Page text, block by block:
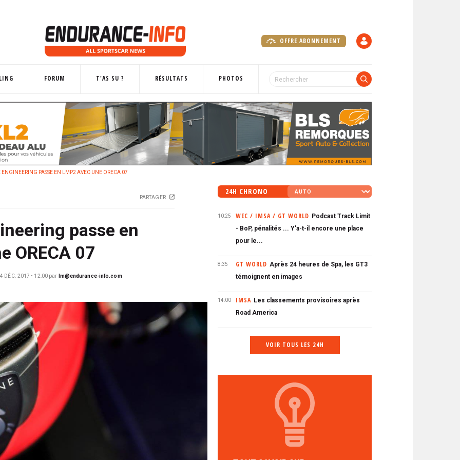
OFFRE ABONNEMENT
FORUM T'AS SU ? RÉSULTATS PHOTOS
ENGINEERING PASSE EN LMP2 AVEC UNE ORECA 07
PARTAGER
passe en
ORECA 07
DÉC. 2017 • 12:00 par lm@endurance-info.com
24H CHRONO
10:25 WEC / IMSA / GT WORLD Podcast Track Limit
- BoP, pénalités ... Y'a-t-il encore une place
pour le...
8:35 GT WORLD Après 24 heures de Spa, les GT3
témoignent en images
14:00 IMSA Les classements provisoires après
Road America
VOIR TOUS LES 24H